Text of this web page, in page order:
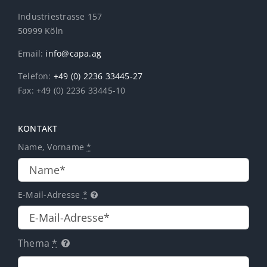
Industriestrasse 157
50999 Köln
Email: info@capa.ag
Telefon: +49 (0) 2236 33445-27
Fax: +49 (0) 2236 33445-10
KONTAKT
Name, Vorname*
E-Mail-Adresse *
Thema*